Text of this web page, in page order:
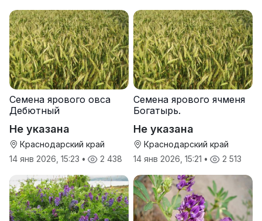
Семена ярового овса
Дебютный
Не указана
Краснодарский край
14 янв 2026, 15:23 • 2 438
Семена ярового ячменя
Богатырь.
Не указана
Краснодарский край
14 янв 2026, 15:21 • 2 513